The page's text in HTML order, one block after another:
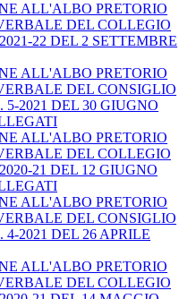
ALL'ALBO PRETORIO
DEL COLLEGIO
22 DEL 2 SETTEMBRE
ALL'ALBO PRETORIO
DEL CONSIGLIO
2021 DEL 30 GIUGNO
ALL'ALBO PRETORIO
DEL COLLEGIO
21 DEL 12 GIUGNO
ALL'ALBO PRETORIO
DEL CONSIGLIO
2021 DEL 26 APRILE
ALL'ALBO PRETORIO
DEL COLLEGIO